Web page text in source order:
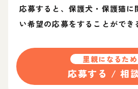
応募すると、保護犬・保護猫に
い希望の応募をすることができ
里親になるた
応募する / 相